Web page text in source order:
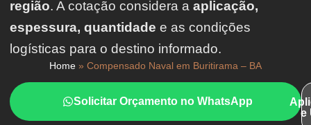
região. A cotação considera a aplicação,
espessura, quantidade e as condições
logísticas para o destino informado.
Home » Compensado Naval em Buritirama – BA
Solicitar Orçamento no WhatsApp
e